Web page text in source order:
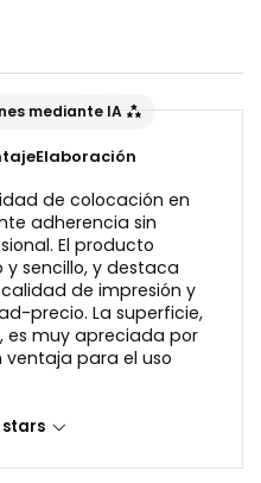
no son
mediante IA
Elaboración
de colocación en
adherencia sin
El producto
sencillo, y destaca
de impresión y
precio. La superficie,
es muy apreciada por
para el uso